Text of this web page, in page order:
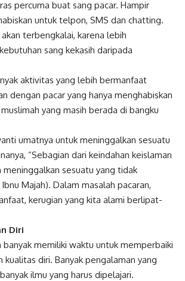
percuma buat sang pacar. Hampir
untuk telpon, SMS dan chatting.
terbengkalai, karena lebih
sang kekasih daripada
aktivitas yang lebih bermanfaat
dengan pacar yang hanya menghabiskan
yang masih berada di bangku
umatnya untuk meninggalkan sesuatu
“Sebagian dari keindahan keislaman
meninggalkan sesuatu yang tidak
Majah). Dalam masalah pacaran,
kerugian yang kita alami berlipat-
Diri
banyak memiliki waktu untuk memperbaiki
kualitas diri. Banyak pengalaman yang
ilmu yang harus dipelajari.